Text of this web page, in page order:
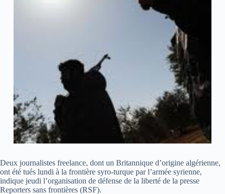
Deux journalistes freelance, dont un Britannique d’origine algérienne,
ont été tués lundi à la frontière syro-turque par l’armée syrienne,
indique jeudi l’organisation de défense de la liberté de la presse
Reporters sans frontières (RSF).